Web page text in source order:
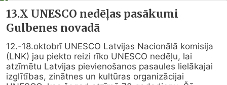
13.X UNESCO nedēļas pasākumi
Gulbenes novadā
12.-18.oktobrī UNESCO Latvijas Nacionālā komisija
(LNK) jau piekto reizi rīko UNESCO nedēļu, lai
atzīmētu Latvijas pievienošanos pasaules lielākajai
izglītības, zinātnes un kultūras organizācijai